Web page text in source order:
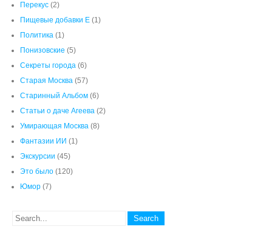
Перекус (2)
Пищевые добавки Е (1)
Политика (1)
Понизовские (5)
Секреты города (6)
Старая Москва (57)
Старинный Альбом (6)
Статьи о даче Агеева (2)
Умирающая Москва (8)
Фантазии ИИ (1)
Экскурсии (45)
Это было (120)
Юмор (7)